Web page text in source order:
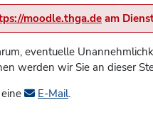
moodle.thga.de am
eventuelle
werden wir Sie an dieser
E-Mail.